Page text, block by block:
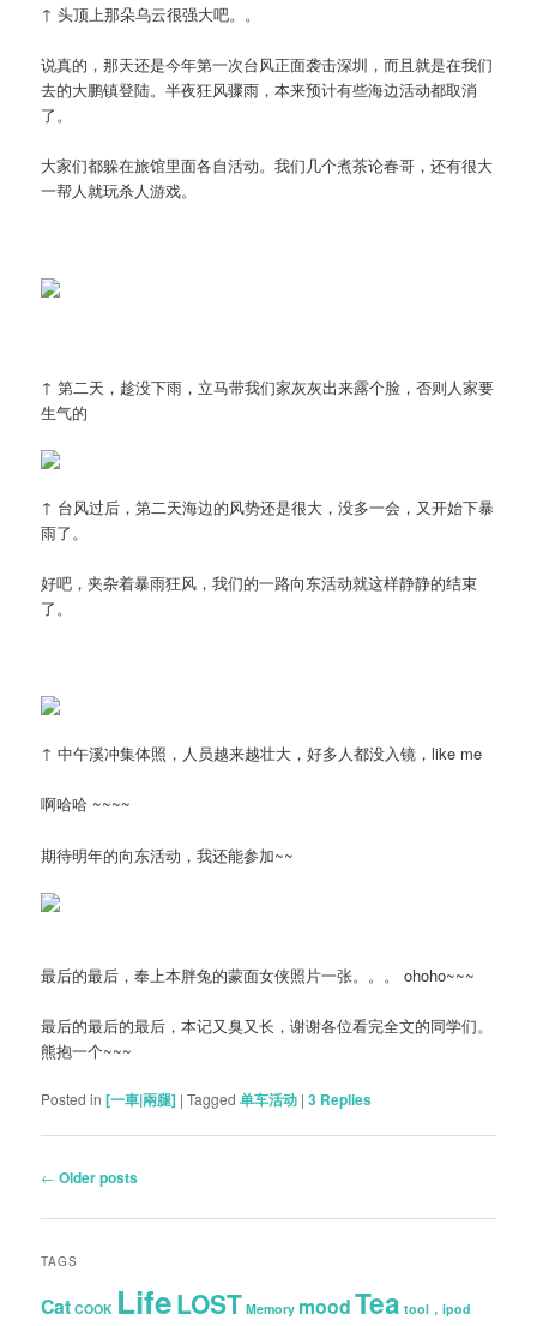
↑ 头顶上那朵乌云很强大吧。。
说真的，那天还是今年第一次台风正面袭击深圳，而且就是在我们
去的大鹏镇登陆。半夜狂风骤雨，本来预计有些海边活动都取消
了。
大家们都躲在旅馆里面各自活动。我们几个煮茶论春哥，还有很大
一帮人就玩杀人游戏。
↑ 第二天，趁没下雨，立马带我们家灰灰出来露个脸，否则人家要
生气的
↑ 台风过后，第二天海边的风势还是很大，没多一会，又开始下暴
雨了。
好吧，夹杂着暴雨狂风，我们的一路向东活动就这样静静的结束
了。
↑ 中午溪冲集体照，人员越来越壮大，好多人都没入镜，like me
啊哈哈 ~~~~
期待明年的向东活动，我还能参加~~
最后的最后，奉上本胖兔的蒙面女侠照片一张。。。 ohoho~~~
最后的最后的最后，本记又臭又长，谢谢各位看完全文的同学们。
熊抱一个~~~
Posted in [一車|兩腿] |Tagged 单车活动 |3 Replies
Post
← Older posts
TAGS
Cat COOK LifeLOST Memory moodTea tool，ipod